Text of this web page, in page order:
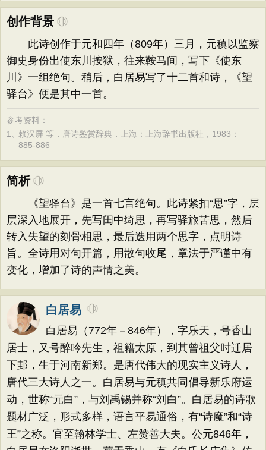
创作背景
此诗创作于元和四年（809年）三月，元稹以监察
御史身份出使东川按狱，往来鞍马间，写下《使东
川》一组绝句。稍后，白居易写了十二首和诗，《望
驿台》便是其中一首。
参考资料：
1、赖汉屏 等．唐诗鉴赏辞典．上海：上海辞书出版社，1983：
885-886
简析
《望驿台》是一首七言绝句。此诗紧扣“思”字，层
层深入地展开，先写闺中绮思，再写驿旅苦思，然后
转入失望的刻骨相思，最后迭用两个思字，点明诗
旨。全诗用对句开篇，用散句收尾，章法于严谨中有
变化，增加了诗的声情之美。
白居易
白居易（772年－846年），字乐天，号香山
居士，又号醉吟先生，祖籍太原，到其曾祖父时迁居
下邽，生于河南新郑。是唐代伟大的现实主义诗人，
唐代三大诗人之一。白居易与元稹共同倡导新乐府运
动，世称“元白”，与刘禹锡并称“刘白”。白居易的诗歌
题材广泛，形式多样，语言平易通俗，有“诗魔”和“诗
王”之称。官至翰林学士、左赞善大夫。公元846年，